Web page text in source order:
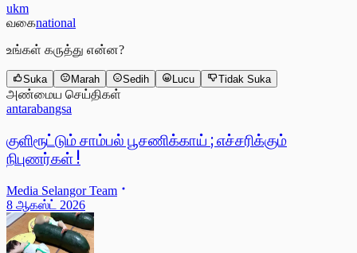
ukm
வகைnational
உங்கள் கருத்து என்ன?
Suka Marah Sedih Lucu Tidak Suka
அண்மைய செய்திகள்
antarabangsa
குளிரூட்டும் சாம்பல் பூசணிக்காய் ; எச்சரிக்கும்
நிபுணர்கள் !
Media Selangor Team
8 ஆகஸ்ட் 2026